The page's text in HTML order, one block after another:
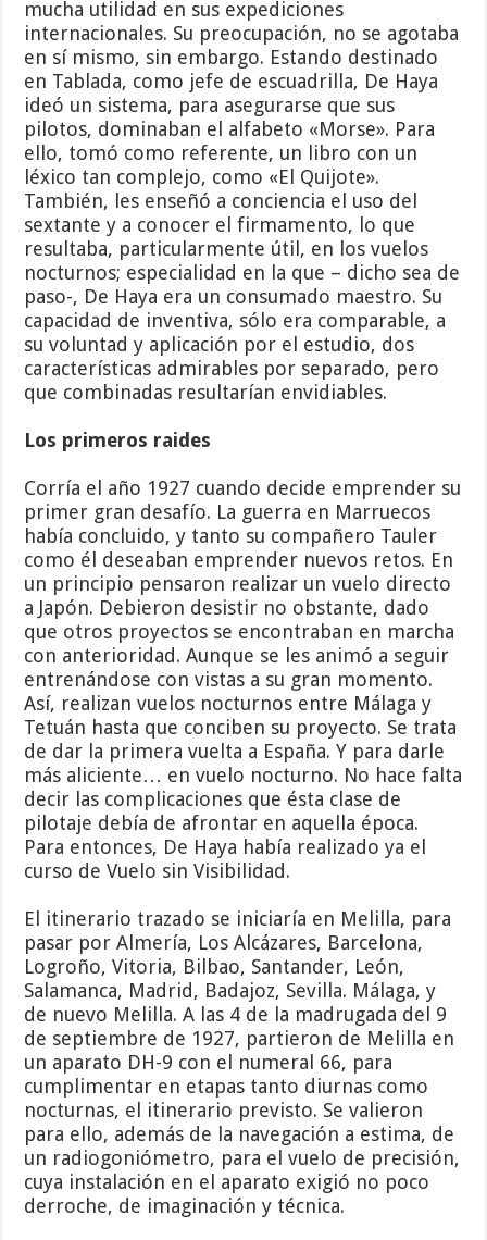
mucha utilidad en sus expediciones
internacionales. Su preocupación, no se agotaba
en sí mismo, sin embargo. Estando destinado
en Tablada, como jefe de escuadrilla, De Haya
ideó un sistema, para asegurarse que sus
pilotos, dominaban el alfabeto «Morse». Para
ello, tomó como referente, un libro con un
léxico tan complejo, como «El Quijote».
También, les enseñó a conciencia el uso del
sextante y a conocer el firmamento, lo que
resultaba, particularmente útil, en los vuelos
nocturnos; especialidad en la que – dicho sea de
paso-, De Haya era un consumado maestro. Su
capacidad de inventiva, sólo era comparable, a
su voluntad y aplicación por el estudio, dos
características admirables por separado, pero
que combinadas resultarían envidiables.
Los primeros raides
Corría el año 1927 cuando decide emprender su
primer gran desafío. La guerra en Marruecos
había concluido, y tanto su compañero Tauler
como él deseaban emprender nuevos retos. En
un principio pensaron realizar un vuelo directo
a Japón. Debieron desistir no obstante, dado
que otros proyectos se encontraban en marcha
con anterioridad. Aunque se les animó a seguir
entrenándose con vistas a su gran momento.
Así, realizan vuelos nocturnos entre Málaga y
Tetuán hasta que conciben su proyecto. Se trata
de dar la primera vuelta a España. Y para darle
más aliciente… en vuelo nocturno. No hace falta
decir las complicaciones que ésta clase de
pilotaje debía de afrontar en aquella época.
Para entonces, De Haya había realizado ya el
curso de Vuelo sin Visibilidad.
El itinerario trazado se iniciaría en Melilla, para
pasar por Almería, Los Alcázares, Barcelona,
Logroño, Vitoria, Bilbao, Santander, León,
Salamanca, Madrid, Badajoz, Sevilla. Málaga, y
de nuevo Melilla. A las 4 de la madrugada del 9
de septiembre de 1927, partieron de Melilla en
un aparato DH-9 con el numeral 66, para
cumplimentar en etapas tanto diurnas como
nocturnas, el itinerario previsto. Se valieron
para ello, además de la navegación a estima, de
un radiogoniómetro, para el vuelo de precisión,
cuya instalación en el aparato exigió no poco
derroche, de imaginación y técnica.